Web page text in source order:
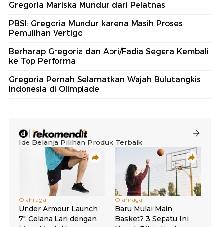
Gregoria Mariska Mundur dari Pelatnas
PBSI: Gregoria Mundur karena Masih Proses
Pemulihan Vertigo
Berharap Gregoria dan Apri/Fadia Segera Kembali
ke Top Performa
Gregoria Pernah Selamatkan Wajah Bulutangkis
Indonesia di Olimpiade